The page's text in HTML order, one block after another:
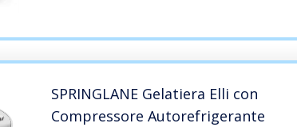
SPRINGLANE Gelatiera Elli con
Compressore Autorefrigerante